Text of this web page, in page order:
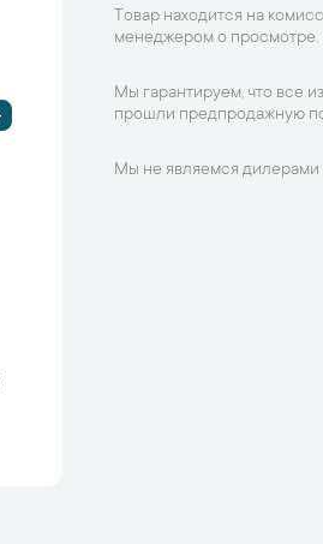
Товар находится на
менеджером о просмотре.
Мы гарантируем, что все
прошли предпродажную
Мы не являемся дилерами